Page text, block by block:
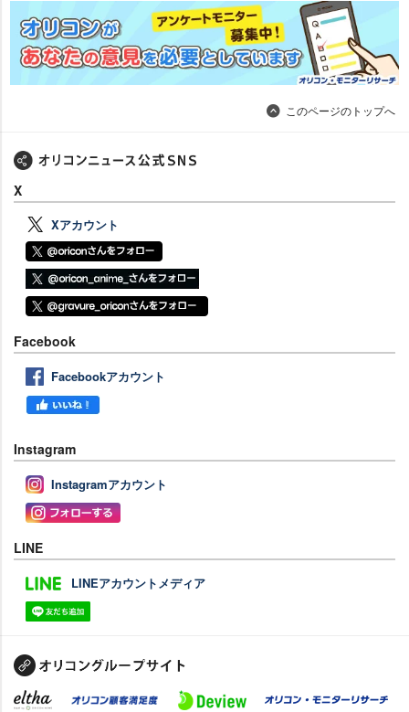
このページのトップへ
X
Xアカウント
Facebook
Facebookアカウント
Instagram
Instagramアカウント
LINE
LINEアカウントメディア